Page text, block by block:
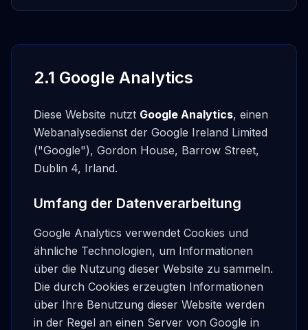
2.1 Google Analytics
Diese Website nutzt Google Analytics, einen
Webanalysedienst der Google Ireland Limited
("Google"), Gordon House, Barrow Street,
Dublin 4, Irland.
Umfang der Datenverarbeitung
Google Analytics verwendet Cookies und
ähnliche Technologien, um Informationen
über die Nutzung dieser Website zu sammeln.
Die durch Cookies erzeugten Informationen
über Ihre Benutzung dieser Website werden
in der Regel an einen Server von Google in